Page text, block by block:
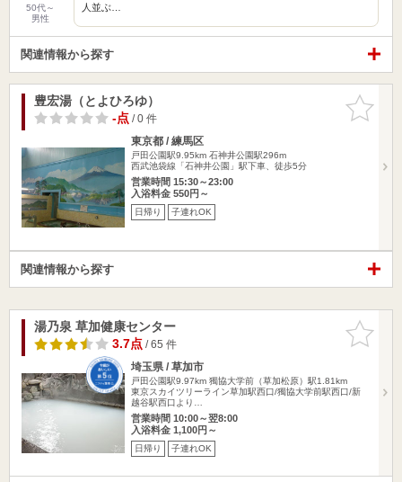
50代～
男性
人並ぶ…
関連情報から探す
お気に入
りに追加
豊宏湯（とよひろゆ）
-点/ 0 件
東京都 / 練馬区
戸田公園駅9.95km 石神井公園駅296m
西武池袋線「石神井公園」駅下車、徒歩5分
営業時間 15:30～23:00
入浴料金 550円～
日帰り 子連れOK
関連情報から探す
お気に入
りに追加
湯乃泉 草加健康センター
3.7点/ 65 件
埼玉県 / 草加市
戸田公園駅9.97km 獨協大学前（草加松原）駅1.81km
東京スカイツリーライン草加駅西口/獨協大学前駅西口/新
越谷駅西口より…
営業時間 10:00～翌8:00
入浴料金 1,100円～
日帰り 子連れOK